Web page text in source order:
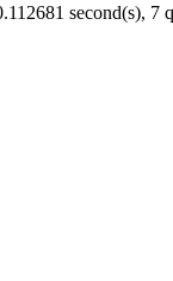
second(s), 7